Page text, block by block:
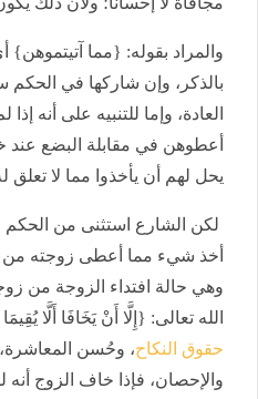
والمراد بقوله: {مما
بالذكر، وإن شاركها في الحكم
العادة، وإما للتنبيه على أنه
أعطوهن في مقابلة البضع
يحل لهم أن يأخذوا مما لا تعلق
لكن الشارع استثنى من الحكم
أخذ شيء مما أعطى زوجته من
وهي حالة افتداء الزوجة من
الله تعالى: {إِلَّا أَنْ يَخَافَا أَلَّا
حقوق النكاح، وحُسن
والإحصان، فإذا خاف الزوج أنه